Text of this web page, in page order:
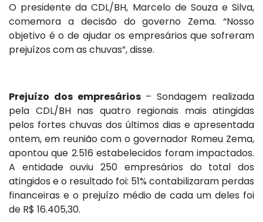
O presidente da CDL/BH, Marcelo de Souza e Silva,
comemora a decisão do governo Zema. “Nosso
objetivo é o de ajudar os empresários que sofreram
prejuízos com as chuvas”, disse.
Prejuízo dos empresários– Sondagem realizada
pela CDL/BH nas quatro regionais mais atingidas
pelos fortes chuvas dos últimos dias e apresentada
ontem, em reunião com o governador Romeu Zema,
apontou que 2.516 estabelecidos foram impactados.
A entidade ouviu 250 empresários do total dos
atingidos e o resultado foi: 51% contabilizaram perdas
financeiras e o prejuízo médio de cada um deles foi
de R$ 16.405,30.